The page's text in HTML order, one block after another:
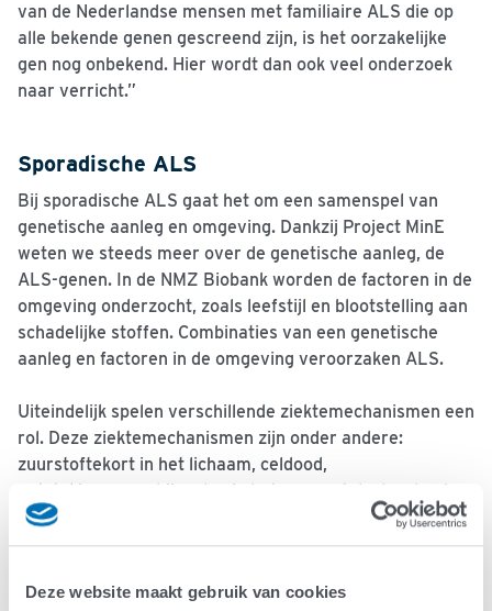
Deze website maakt gebruik van cookies
van de Nederlandse mensen met familiaire ALS die op
alle bekende genen gescreend zijn, is het oorzakelijke
gen nog onbekend. Hier wordt dan ook veel onderzoek
naar verricht.”
Sporadische ALS
Bij sporadische ALS gaat het om een samenspel van
genetische aanleg en omgeving. Dankzij Project MinE
weten we steeds meer over de genetische aanleg, de
ALS-genen. In de NMZ Biobank worden de factoren in de
omgeving onderzocht, zoals leefstijl en blootstelling aan
schadelijke stoffen. Combinaties van een genetische
aanleg en factoren in de omgeving veroorzaken ALS.
Uiteindelijk spelen verschillende ziektemechanismen een
rol. Deze ziektemechanismen zijn onder andere:
zuurstoftekort in het lichaam, celdood,
ontstekingsverschijnselen in het zenuwstelsel, ophoping
van eiwitten in de zenuwen en processen betrokken bij
het afweerproces en het transport van prikkels naar de